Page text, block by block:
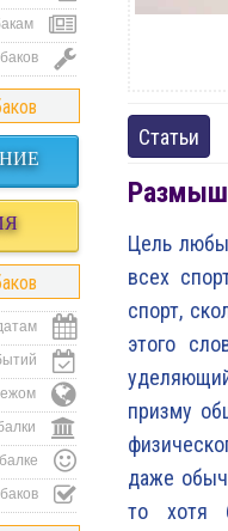
Статьи
Цель
всех
спорт,
этого
призму
даже
то хотя